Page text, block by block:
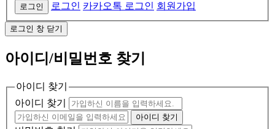
로그인 로그인 카카오톡 로그인 회원가입
로그인 창 닫기
아이디/비밀번호 찾기
아이디 찾기
아이디 찾기
아이디 찾기